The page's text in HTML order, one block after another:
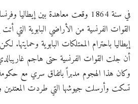
في سنة 1864 وقعت معاهدة بين
القوات الفرنسية من الأراضي البابوية التي أتت
إيطاليا باحترام الممتلكات البابوية وحمايتها.
وكان هذا الهجوم مدبراً باتفاق سري مع حكومة
تسكت وأرسلت جيوشها التي طردت المعتدين